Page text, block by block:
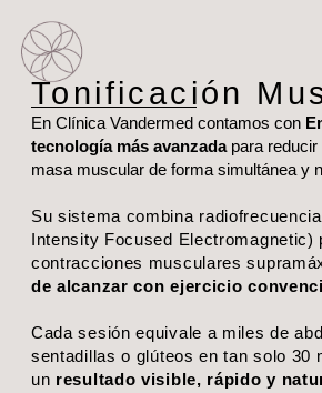
Tonificación
En Clínica Vandermed contamos con
tecnología más avanzada para
masa muscular de forma simultánea y
Su sistema combina
Intensity Focused Electromagnetic)
contracciones musculares
de alcanzar con ejercicio
Cada sesión equivale a miles de
sentadillas o glúteos en tan solo 30
un resultado visible, rápido y